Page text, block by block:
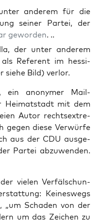
anderem für die
seiner Partei, der
geworden. ..
der unter ande­rem
Refe­rent im hes­si­
sie­he Bild) verlor.
ein anony­mer Mail-
Hei­mat­stadt mit dem
Autor rechts­extre­
gegen die­se Ver­wür­fe
aus der CDU aus­ge­
Par­tei abzu­wen­den.
der vie­len Ver­fäl­schun­
Kei­nes­wegs
Scha­den von der
um das Zei­chen zu